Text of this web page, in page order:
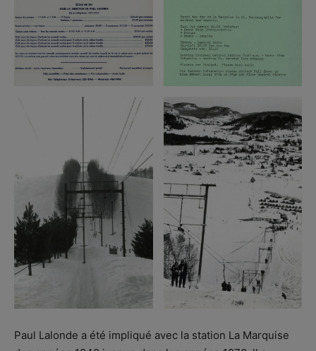
Paul Lalonde a été impliqué avec la station La Marquise